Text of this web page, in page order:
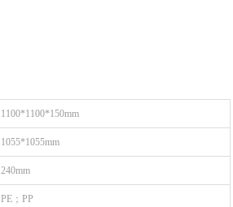
1100*1100*150mm
1055*1055mm
240mm
PE；PP